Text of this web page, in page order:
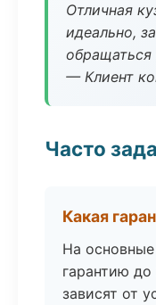
Отличная
идеально,
— Клиент
Часто
Какая
На
гарантию
зависят от